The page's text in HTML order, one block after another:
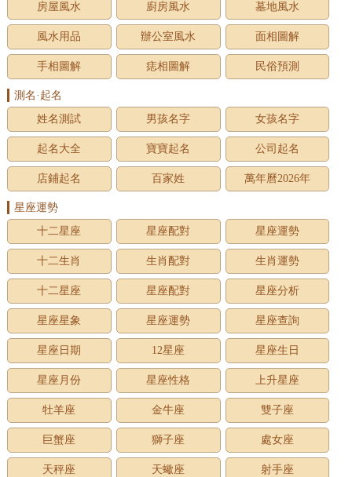
房屋風水 廚房風水 墓地風水
風水用品 辦公室風水 面相圖解
手相圖解 痣相圖解 民俗預測
測名·起名
姓名測試
男孩名字 女孩名字
起名大全 寶寶起名 公司起名
店鋪起名 百家姓 萬年曆2026年
星座運勢
十二星座
星座配對 星座運勢
十二生肖 生肖配對 生肖運勢
十二星座 星座配對 星座分析
星座星象 星座運勢 星座查詢
星座日期 12星座 星座生日
星座月份 星座性格 上升星座
牡羊座 金牛座 雙子座
巨蟹座 獅子座 處女座
天秤座 天蠍座 射手座